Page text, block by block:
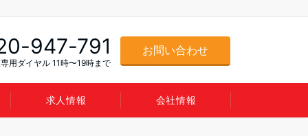
947-791
用ダイヤル 11時〜19時まで
お問い合わせ
求人情報 会社情報